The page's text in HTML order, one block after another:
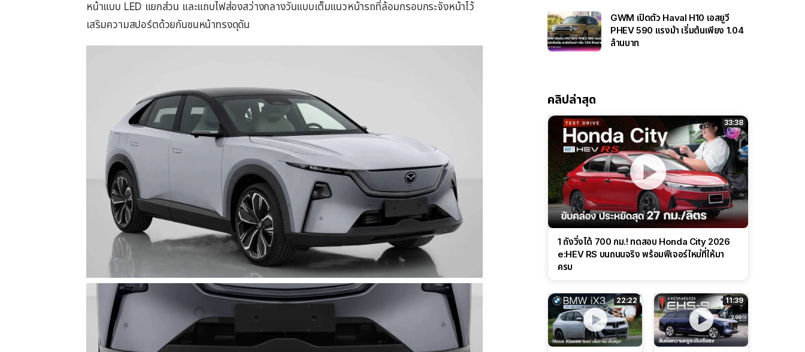
หน้าแบบ LED แยกส่วน และแถบไฟส่องสว่างกลางวันแบบเต็มแนวหน้ารถที่ล้อมกรอบกระจังหน้าไว้
เสริมความสปอร์ตด้วยกันชนหน้าทรงดุดัน
GWM เปิดตัว Haval H10 เอสยูวี
PHEV 590 แรงม้า เริ่มต้นเพียง 1.04
ล้านบาท
คลิปล่าสุด
33:38
1 ถังวิ่งได้ 700 กม.! ทดสอบ Honda City 2026
e:HEV RS บนถนนจริง พร้อมฟีเจอร์ใหม่ที่ให้มา
ครบ
22:22 11:39